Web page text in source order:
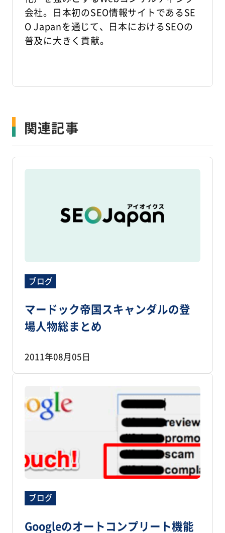
会社。日本初のSEO情報サイトであるSE
O Japanを通じて、日本におけるSEOの
普及に大きく貢献。
関連記事
ブログ
マードック帝国スキャンダルの登
場人物総まとめ
2011年08月05日
ブログ
Googleのオートコンプリート機能